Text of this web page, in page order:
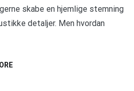
skabe en hjemlige stemning
detaljer. Men hvordan